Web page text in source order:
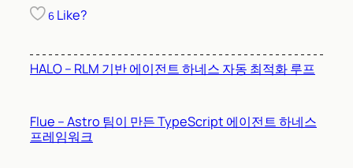
6 Like?
HALO – RLM 기반 에이전트 하네스 자동 최적화 루프
Flue – Astro 팀이 만든 TypeScript 에이전트 하네스
프레임워크